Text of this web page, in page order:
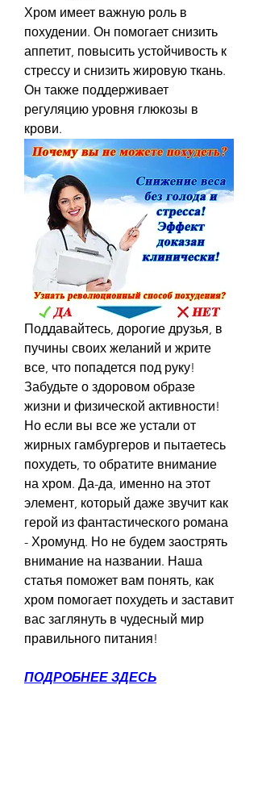
Хром имеет важную роль в
похудении. Он помогает снизить
аппетит, повысить устойчивость к
стрессу и снизить жировую ткань.
Он также поддерживает
регуляцию уровня глюкозы в
крови.
Поддавайтесь, дорогие друзья, в
пучины своих желаний и жрите
все, что попадется под руку!
Забудьте о здоровом образе
жизни и физической активности!
Но если вы все же устали от
жирных гамбургеров и пытаетесь
похудеть, то обратите внимание
на хром. Да-да, именно на этот
элемент, который даже звучит как
герой из фантастического романа
- Хромунд. Но не будем заострять
внимание на названии. Наша
статья поможет вам понять, как
хром помогает похудеть и заставит
вас заглянуть в чудесный мир
правильного питания!
ПОДРОБНЕЕ ЗДЕСЬ